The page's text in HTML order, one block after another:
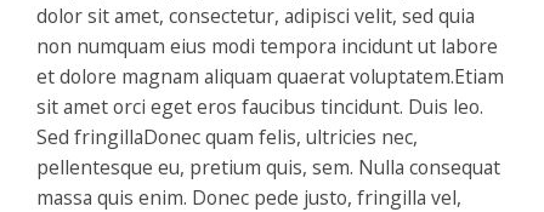
dolor sit amet, consectetur, adipisci velit, sed quia
non numquam eius modi tempora incidunt ut labore
et dolore magnam aliquam quaerat voluptatem.Etiam
sit amet orci eget eros faucibus tincidunt. Duis leo.
Sed fringillaDonec quam felis, ultricies nec,
pellentesque eu, pretium quis, sem. Nulla consequat
massa quis enim. Donec pede justo, fringilla vel,